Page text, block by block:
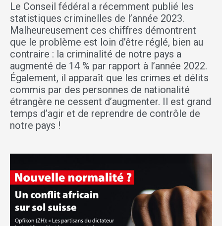
Le Conseil fédéral a récemment publié les
statistiques criminelles de l’année 2023.
Malheureusement ces chiffres démontrent
que le problème est loin d’être réglé, bien au
contraire : la criminalité de notre pays a
augmenté de 14 % par rapport à l’année 2022.
Également, il apparaît que les crimes et délits
commis par des personnes de nationalité
étrangère ne cessent d’augmenter. Il est grand
temps d’agir et de reprendre de contrôle de
notre pays !